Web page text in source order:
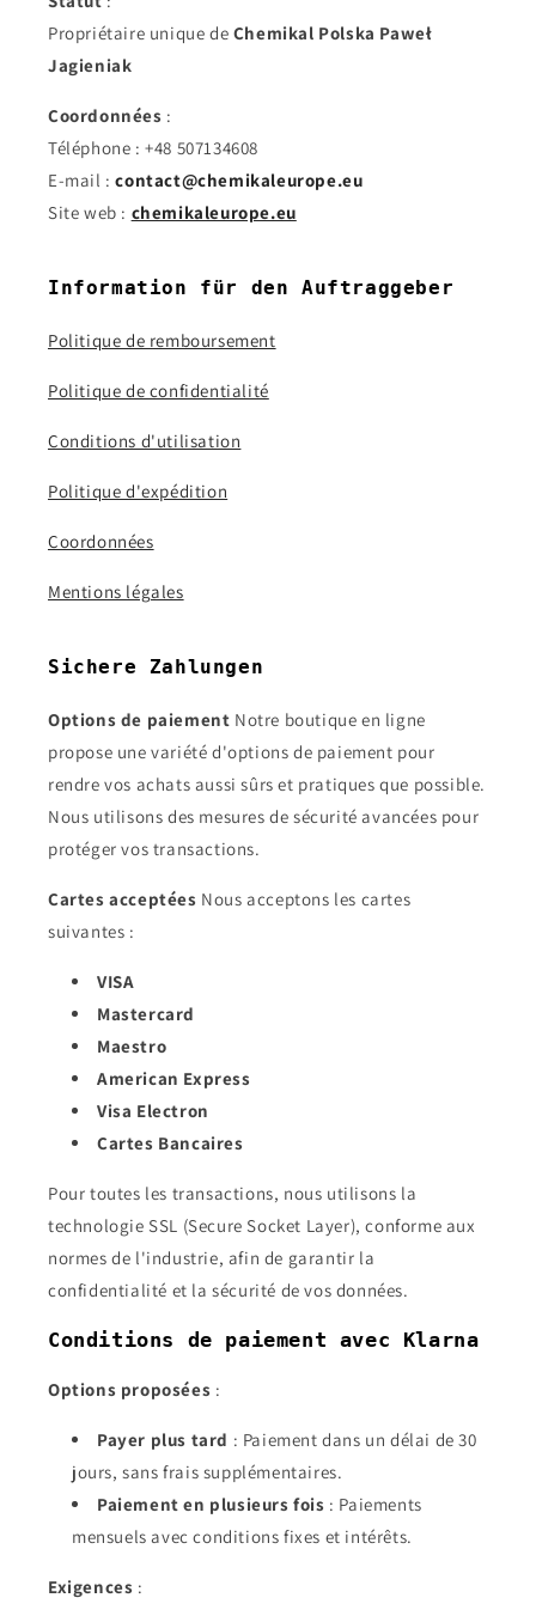
Propriétaire unique de Chemikal Polska Paweł
Jagieniak
Coordonnées :
Téléphone : +48 507134608
E-mail :contact@chemikaleurope.eu
Site web : chemikaleurope.eu
Information für den Auftraggeber
Politique de remboursement
Politique de confidentialité
Conditions d'utilisation
Politique d'expédition
Coordonnées
Mentions légales
Sichere Zahlungen
Options de paiement Notre boutique en ligne
propose une variété d'options de paiement pour
rendre vos achats aussi sûrs et pratiques que possible.
Nous utilisons des mesures de sécurité avancées pour
protéger vos transactions.
Cartes acceptées Nous acceptons les cartes
suivantes :
VISA
Mastercard
Maestro
American Express
Visa Electron
Cartes Bancaires
Pour toutes les transactions, nous utilisons la
technologie SSL (Secure Socket Layer), conforme aux
normes de l'industrie, afin de garantir la
confidentialité et la sécurité de vos données.
Conditions de paiement avec Klarna
Options proposées :
Payer plus tard : Paiement dans un délai de 30
jours, sans frais supplémentaires.
Paiement en plusieurs fois : Paiements
mensuels avec conditions fixes et intérêts.
Exigences :